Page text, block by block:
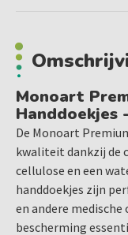
Maak uw praktijk
betrouwbare
een hygiënische en
in diverse kleuren,
voor uw praktijk.
Verkrijgbaar in de
natura, burgundy,
geel, roze, oranje,
lime,fuchsia
Monoart
Handdoekjes
De Monoart
kwaliteit dankzij de
cellulose en een
handdoekjes zijn
en andere
bescherming